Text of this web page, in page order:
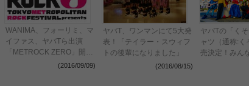
WANIMA、フォーリミ、マ
イファス、ヤバTら出演
「METROCK ZERO」開催
(2016/09/09)
ヤバT、ワンマンにて5大発
表！「テイラー・スウィフ
トの後輩になりました」
(2016/08/15)
ヤバTの「く
ャツ（通称:く
売決定！みん